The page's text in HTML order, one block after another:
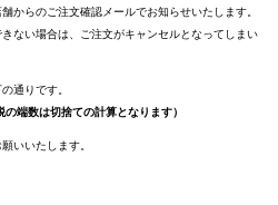
からのご注文確認メールでお知らせいたします。
ない場合は、ご注文がキャンセルとなってしまい
通りです。
端数は切捨ての計算となります）
いいたします。